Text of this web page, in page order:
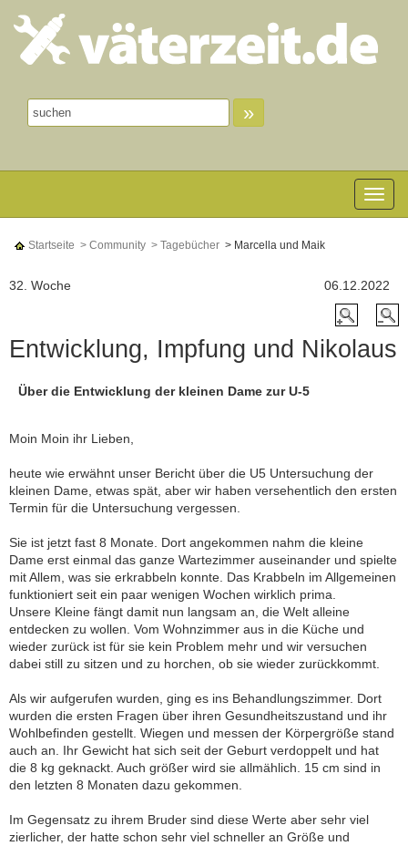
»
Toggle
Startseite > Community > Tagebücher > Marcella und Maik
06.12.2022
32. Woche
Entwicklung, Impfung und Nikolaus
Über die Entwicklung der kleinen Dame zur U-5
Moin Moin ihr Lieben,
heute wie erwähnt unser Bericht über die U5 Untersuchung der
kleinen Dame, etwas spät, aber wir haben versehentlich den ersten
Termin für die Untersuchung vergessen.
Sie ist jetzt fast 8 Monate. Dort angekommen nahm die kleine
Dame erst einmal das ganze Wartezimmer auseinander und spielte
mit Allem, was sie erkrabbeln konnte. Das Krabbeln im Allgemeinen
funktioniert seit ein paar wenigen Wochen wirklich prima.
Unsere Kleine fängt damit nun langsam an, die Welt alleine
entdecken zu wollen. Vom Wohnzimmer aus in die Küche und
wieder zurück ist für sie kein Problem mehr und wir versuchen
dabei still zu sitzen und zu horchen, ob sie wieder zurückkommt.
Als wir aufgerufen wurden, ging es ins Behandlungszimmer. Dort
wurden die ersten Fragen über ihren Gesundheitszustand und ihr
Wohlbefinden gestellt. Wiegen und messen der Körpergröße stand
auch an. Ihr Gewicht hat sich seit der Geburt verdoppelt und hat
die 8 kg geknackt. Auch größer wird sie allmählich. 15 cm sind in
den letzten 8 Monaten dazu gekommen.
Im Gegensatz zu ihrem Bruder sind diese Werte aber sehr viel
zierlicher, der hatte schon sehr viel schneller an Größe und